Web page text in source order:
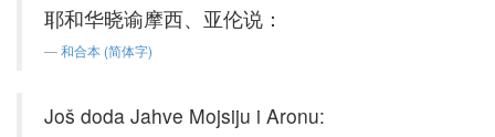
耶和华晓谕摩西、亚伦说：
和合本 (简体字)
Još doda Jahve Mojsiju i Aronu: